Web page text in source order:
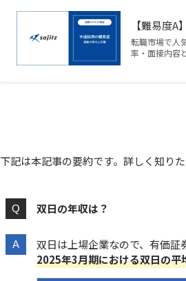
【難易度
転職市場で人
率・面接内容
下記は本記事の要約です。詳しく知り
双日の年収は？
双日は上場企業なので、有価証
2025年3月期における双日の平